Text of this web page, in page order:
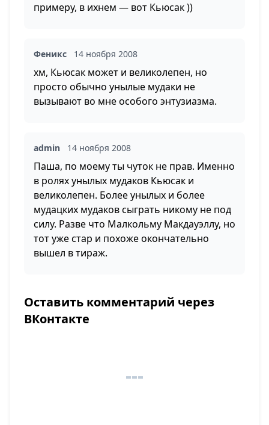
примеру, в ихнем — вот Кьюсак ))
Феникс 14 ноября 2008
хм, Кьюсак может и великолепен, но
просто обычно унылые мудаки не
вызывают во мне особого энтузиазма.
admin 14 ноября 2008
Паша, по моему ты чуток не прав. Именно
в ролях унылых мудаков Кьюсак и
великолепен. Более унылых и более
мудацких мудаков сыграть никому не под
силу. Разве что Малкольму Макдауэллу, но
тот уже стар и похоже окончательно
вышел в тираж.
Оставить комментарий через
ВКонтакте